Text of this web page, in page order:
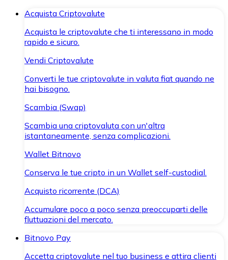
Acquista Criptovalute
Acquista le criptovalute che ti interessano in modo
rapido e sicuro.
Vendi Criptovalute
Converti le tue criptovalute in valuta fiat quando ne
hai bisogno.
Scambia (Swap)
Scambia una criptovaluta con un'altra
istantaneamente, senza complicazioni.
Wallet Bitnovo
Conserva le tue cripto in un Wallet self-custodial.
Acquisto ricorrente (DCA)
Accumulare poco a poco senza preoccuparti delle
fluttuazioni del mercato.
Bitnovo Pay
Accetta criptovalute nel tuo business e attira clienti